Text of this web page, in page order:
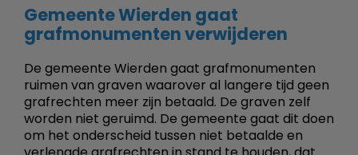
Gemeente Wierden gaat
grafmonumenten verwijderen
De gemeente Wierden gaat grafmonumenten
ruimen van graven waarover al langere tijd geen
grafrechten meer zijn betaald. De graven zelf
worden niet geruimd. De gemeente gaat dit doen
om het onder­scheid tussen niet betaalde en